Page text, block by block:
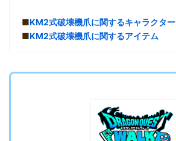
■KM2式破壊機爪に関するキャラクター
■KM2式破壊機爪に関するアイテム